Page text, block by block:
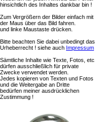
hinsichtlich des Inhaltes dankbar bin !
Zum Vergrößern der Bilder einfach mit
der Maus über das Bild fahren.
und linke Maustaste drücken.
Bitte beachten Sie dabei unbedingt das
Urheberrecht ! siehe auch Impressum
Sämtliche Inhalte wie Texte, Fotos, etc.
dürfen ausschließlich für private
Zwecke verwendet werden.
Jedes kopieren von Texten und Fotos
und die Weitergabe an Dritte
bedürfen meiner ausdrücklichen
Zustimmung !